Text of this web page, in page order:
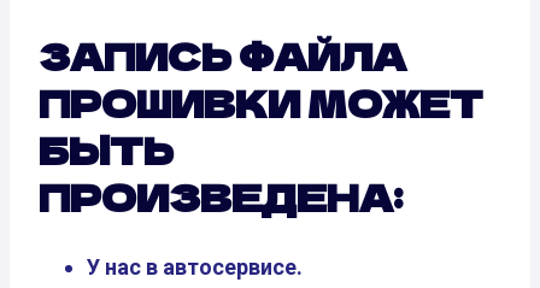
ЗАПИСЬ ФАЙЛА
ПРОШИВКИ МОЖЕТ
БЫТЬ
ПРОИЗВЕДЕНА:
У нас в автосервисе.